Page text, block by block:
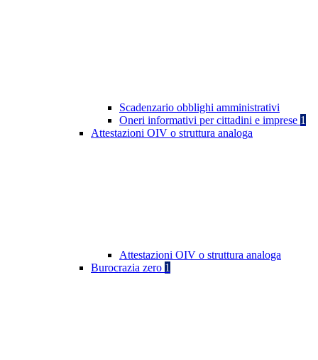
Scadenzario obblighi amministrativi
Oneri informativi per cittadini e imprese 1
Attestazioni OIV o struttura analoga
Attestazioni OIV o struttura analoga
Burocrazia zero 1